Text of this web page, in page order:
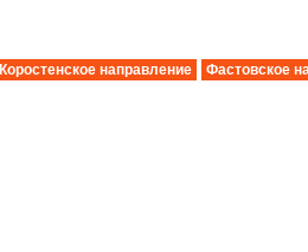
Коростенское направление Фастовское